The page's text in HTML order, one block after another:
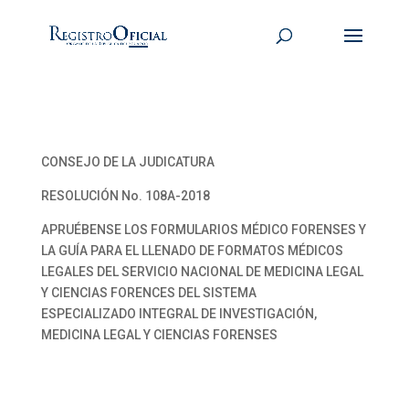
CONSEJO DE LA JUDICATURA
RESOLUCIÓN No. 108A-2018
APRUÉBENSE LOS FORMULARIOS MÉDICO FORENSES Y
LA GUÍA PARA EL LLENADO DE FORMATOS MÉDICOS
LEGALES DEL SERVICIO NACIONAL DE MEDICINA LEGAL
Y CIENCIAS FORENCES DEL SISTEMA
ESPECIALIZADO INTEGRAL DE INVESTIGACIÓN,
MEDICINA LEGAL Y CIENCIAS FORENSES